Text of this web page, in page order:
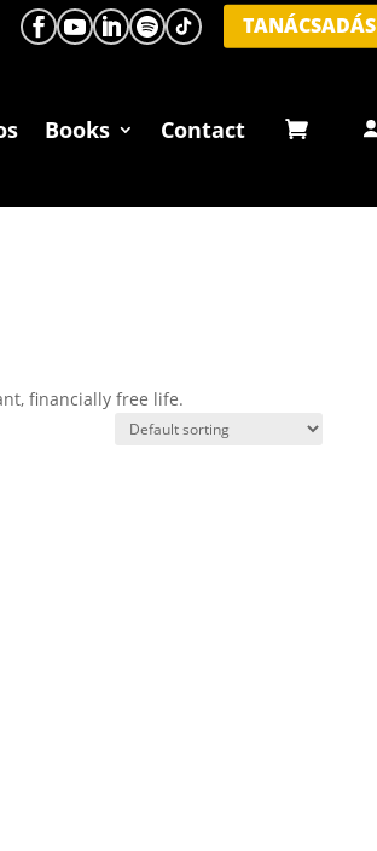
TANÁCSADÁS
Books Contact
financially free life.